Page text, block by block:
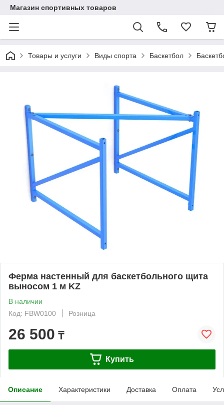
Магазин спортивных товаров
Товары и услуги Виды спорта Баскетбол
Ферма настенный для баскетбольного щита
выносом 1 м KZ
В наличии
Код: FBW0100
Розница
26 500 ₸
Купить
Описание Характеристики Доставка Оплата